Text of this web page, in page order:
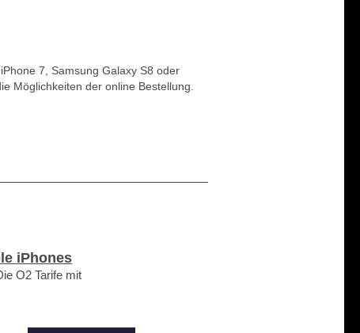
7, Samsung Galaxy S8 oder
Möglichkeiten der online Bestellung.
iPhones
O2 Tarife mit